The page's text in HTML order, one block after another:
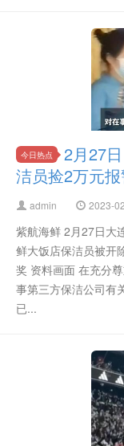
今日热点
2月27
洁员捡2万元
admin 2023-
紫航海鲜 2月27日大
鲜大饭店保洁员被开
奖 资料画面 在充分
事第三方保洁公司有
已...